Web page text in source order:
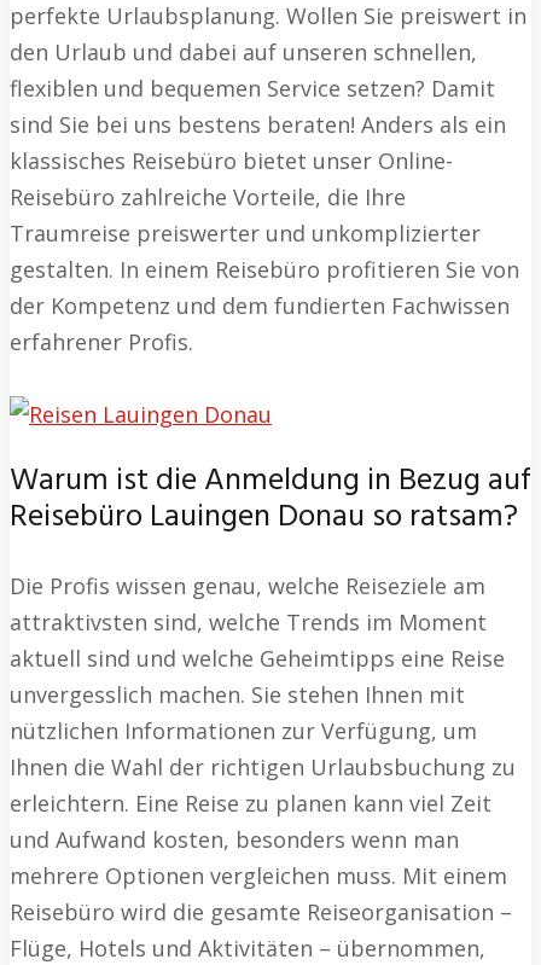
perfekte Urlaubsplanung. Wollen Sie preiswert in
den Urlaub und dabei auf unseren schnellen,
flexiblen und bequemen Service setzen? Damit
sind Sie bei uns bestens beraten! Anders als ein
klassisches Reisebüro bietet unser Online-
Reisebüro zahlreiche Vorteile, die Ihre
Traumreise preiswerter und unkomplizierter
gestalten. In einem Reisebüro profitieren Sie von
der Kompetenz und dem fundierten Fachwissen
erfahrener Profis.
Warum ist die Anmeldung in Bezug auf
Reisebüro Lauingen Donau so ratsam?
Die Profis wissen genau, welche Reiseziele am
attraktivsten sind, welche Trends im Moment
aktuell sind und welche Geheimtipps eine Reise
unvergesslich machen. Sie stehen Ihnen mit
nützlichen Informationen zur Verfügung, um
Ihnen die Wahl der richtigen Urlaubsbuchung zu
erleichtern. Eine Reise zu planen kann viel Zeit
und Aufwand kosten, besonders wenn man
mehrere Optionen vergleichen muss. Mit einem
Reisebüro wird die gesamte Reiseorganisation –
Flüge, Hotels und Aktivitäten – übernommen,